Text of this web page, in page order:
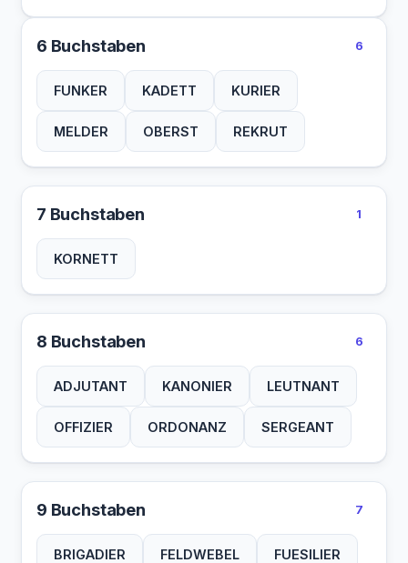
6 Buchstaben 6
FUNKER KADETT KURIER
MELDER OBERST REKRUT
7 Buchstaben 1
KORNETT
8 Buchstaben 6
ADJUTANT KANONIER LEUTNANT
OFFIZIER ORDONANZ SERGEANT
9 Buchstaben 7
BRIGADIER FELDWEBEL FUESILIER